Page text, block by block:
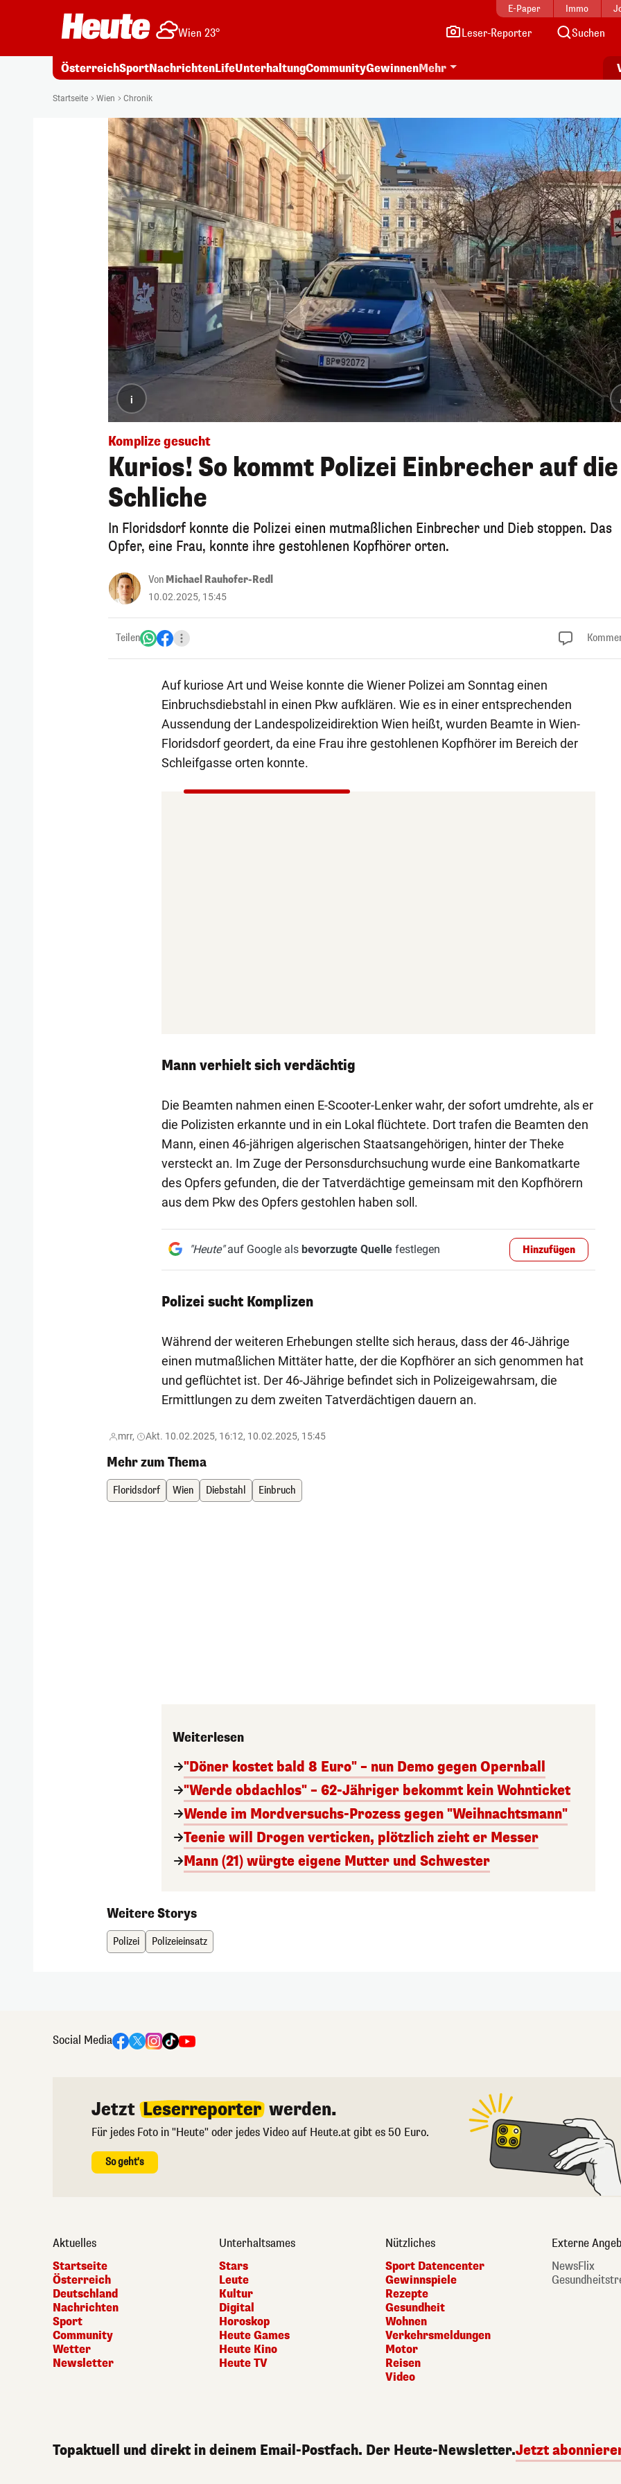
E-Paper Immo
Wien 23° Leser-Reporter Suchen
ÖsterreichSportNachrichtenLifeUnterhaltungCommunityGewinnenMehr
Startseite Wien Chronik
i
Komplize gesucht
Kurios! So kommt Polizei Einbrecher auf die
Schliche
In Floridsdorf konnte die Polizei einen mutmaßlichen Einbrecher und Dieb stoppen. Das
Opfer, eine Frau, konnte ihre gestohlenen Kopfhörer orten.
Von Michael Rauhofer-Redl
10.02.2025, 15:45
Teilen
Auf kuriose Art und Weise konnte die Wiener Polizei am Sonntag einen
Einbruchsdiebstahl in einen Pkw aufklären. Wie es in einer entsprechenden
Aussendung der Landespolizeidirektion Wien heißt, wurden Beamte in Wien-
Floridsdorf geordert, da eine Frau ihre gestohlenen Kopfhörer im Bereich der
Schleifgasse orten konnte.
Mann verhielt sich verdächtig
Die Beamten nahmen einen E-Scooter-Lenker wahr, der sofort umdrehte, als er
die Polizisten erkannte und in ein Lokal flüchtete. Dort trafen die Beamten den
Mann, einen 46-jährigen algerischen Staatsangehörigen, hinter der Theke
versteckt an. Im Zuge der Personsdurchsuchung wurde eine Bankomatkarte
des Opfers gefunden, die der Tatverdächtige gemeinsam mit den Kopfhörern
aus dem Pkw des Opfers gestohlen haben soll.
"Heute"auf Google als bevorzugte Quellefestlegen Hinzufügen
Polizei sucht Komplizen
Während der weiteren Erhebungen stellte sich heraus, dass der 46-Jährige
einen mutmaßlichen Mittäter hatte, der die Kopfhörer an sich genommen hat
und geflüchtet ist. Der 46-Jährige befindet sich in Polizeigewahrsam, die
Ermittlungen zu dem zweiten Tatverdächtigen dauern an.
mrr, Akt. 10.02.2025, 16:12, 10.02.2025, 15:45
Mehr zum Thema
Floridsdorf Wien Diebstahl Einbruch
Weiterlesen
"Döner kostet bald 8 Euro" – nun Demo gegen Opernball
"Werde obdachlos" – 62-Jähriger bekommt kein Wohnticket
Wende im Mordversuchs-Prozess gegen "Weihnachtsmann"
Teenie will Drogen verticken, plötzlich zieht er Messer
Mann (21) würgte eigene Mutter und Schwester
Weitere Storys
Polizei Polizeieinsatz
Social Media
Jetzt Leserreporter werden.
Für jedes Foto in "Heute" oder jedes Video auf Heute.at gibt es 50 Euro.
So geht's
Aktuelles
Startseite
Österreich
Deutschland
Nachrichten
Sport
Community
Wetter
Newsletter
Unterhaltsames
Stars
Leute
Kultur
Digital
Horoskop
Heute Games
Heute Kino
Heute TV
Nützliches
Sport Datencenter
Gewinnspiele
Rezepte
Gesundheit
Wohnen
Verkehrsmeldungen
Motor
Reisen
Video
Externe
NewsFlix
Topaktuell und direkt in deinem Email-Postfach. Der Heute-Newsletter.Jetzt